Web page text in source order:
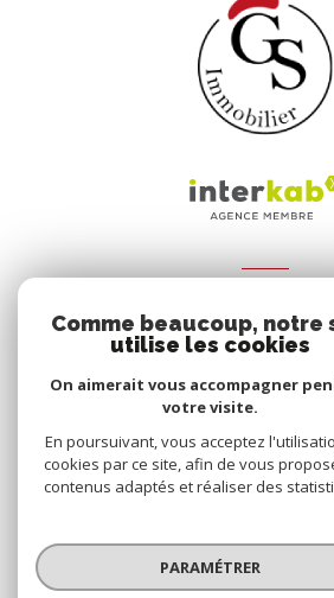
Nous
© 2026 | Tous droits
Comme beaucoup, notre
utilise les cookies
On aimerait vous accompagner
votre visite.
En poursuivant, vous acceptez
cookies par ce site, afin de vous
contenus adaptés et réaliser des
PARAMÉTRER